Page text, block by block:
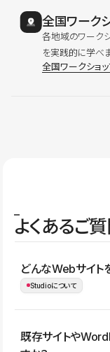
全国ワーク
各地域のワーク
を実践的に学べま
全国ワークショ
よくあるご
どんなWebサイト
Studioについて
コーポレートサイト
既存サイトや